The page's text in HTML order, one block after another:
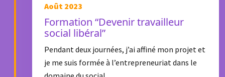
Août 2023
Formation “Devenir travailleur
social libéral”
Pendant deux journées, j’ai affiné mon projet et
je me suis formée à l’entrepreneuriat dans le